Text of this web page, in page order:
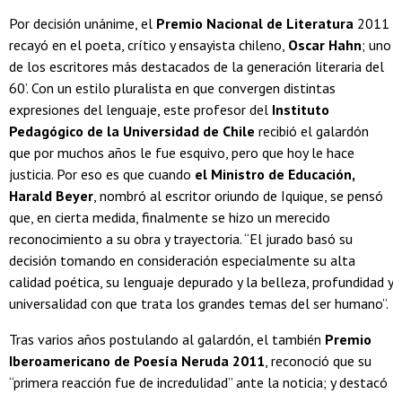
Por decisión unánime, el Premio Nacional de Literatura 2011
recayó en el poeta, crítico y ensayista chileno, Oscar Hahn; uno
de los escritores más destacados de la generación literaria del
60’. Con un estilo pluralista en que convergen distintas
expresiones del lenguaje, este profesor del Instituto
Pedagógico de la Universidad de Chile recibió el galardón
que por muchos años le fue esquivo, pero que hoy le hace
justicia. Por eso es que cuando el Ministro de Educación,
Harald Beyer, nombró al escritor oriundo de Iquique, se pensó
que, en cierta medida, finalmente se hizo un merecido
reconocimiento a su obra y trayectoria. “El jurado basó su
decisión tomando en consideración especialmente su alta
calidad poética, su lenguaje depurado y la belleza, profundidad y
universalidad con que trata los grandes temas del ser humano”.
Tras varios años postulando al galardón, el también Premio
Iberoamericano de Poesía Neruda 2011, reconoció que su
“primera reacción fue de incredulidad” ante la noticia; y destacó